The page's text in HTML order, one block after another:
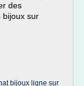
des
bijoux sur
bijoux ligne sur